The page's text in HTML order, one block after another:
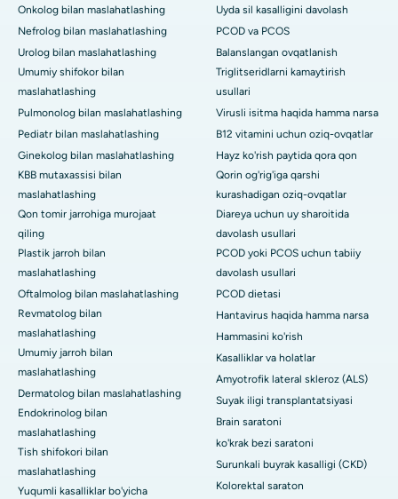
Onkolog bilan maslahatlashing
Nefrolog bilan maslahatlashing
Urolog bilan maslahatlashing
Umumiy shifokor bilan
maslahatlashing
Pulmonolog bilan maslahatlashing
Pediatr bilan maslahatlashing
Ginekolog bilan maslahatlashing
KBB mutaxassisi bilan
maslahatlashing
Qon tomir jarrohiga murojaat
qiling
Plastik jarroh bilan
maslahatlashing
Oftalmolog bilan maslahatlashing
Revmatolog bilan
maslahatlashing
Umumiy jarroh bilan
maslahatlashing
Dermatolog bilan maslahatlashing
Endokrinolog bilan
maslahatlashing
Tish shifokori bilan
maslahatlashing
Yuqumli kasalliklar bo'yicha
Uyda sil kasalligini davolash
PCOD va PCOS
Balanslangan ovqatlanish
Triglitseridlarni kamaytirish
usullari
Virusli isitma haqida hamma narsa
B12 vitamini uchun oziq-ovqatlar
Hayz ko'rish paytida qora qon
Qorin og'rig'iga qarshi
kurashadigan oziq-ovqatlar
Diareya uchun uy sharoitida
davolash usullari
PCOD yoki PCOS uchun tabiiy
davolash usullari
PCOD dietasi
Hantavirus haqida hamma narsa
Hammasini ko'rish
Kasalliklar va holatlar
Amyotrofik lateral skleroz (ALS)
Suyak iligi transplantatsiyasi
Brain saratoni
ko'krak bezi saratoni
Surunkali buyrak kasalligi (CKD)
Kolorektal saraton